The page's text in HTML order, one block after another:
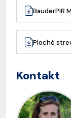
BauderPIR
Ploché
Kontakt